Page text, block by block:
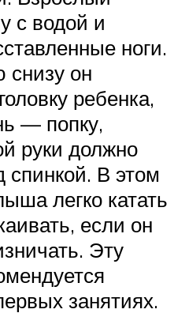
с водой и
ноги.
он
ребенка,
— попку,
руки должно
спинкой. В этом
легко катать
если он
Эту
занятиях.